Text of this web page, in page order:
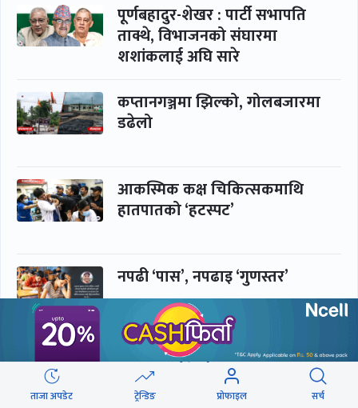
पूर्णबहादुर-शेखर : पार्टी सभापति
ताक्थे, विभाजनको संघारमा
शशांकलाई अघि सारे
कप्तानगञ्जमा झिल्को, गोलबजारमा
डढेलो
आकस्मिक कक्ष चिकित्सकमाथि
हातपातको ‘हटस्पट’
नपढी ‘पास’, नपढाइ ‘गुणस्तर’
ताजा अपडेट ट्रेन्डिङ प्रोफाइल सर्च
समाचार
समाज
बिजनेस